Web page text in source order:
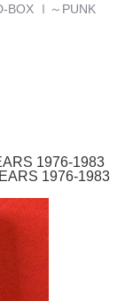
BOX Ⅰ～PUNK